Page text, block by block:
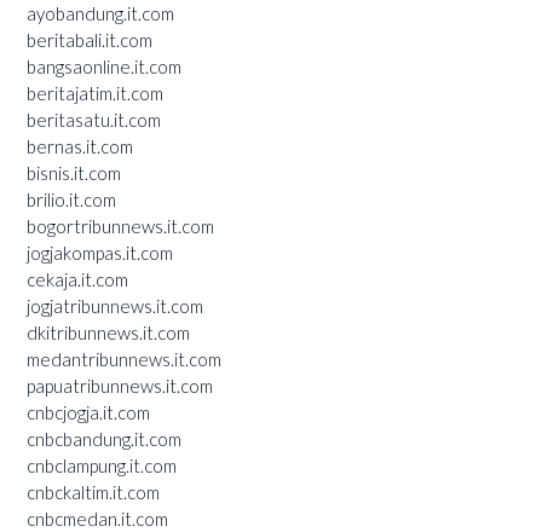
ayobandung.it.com
beritabali.it.com
bangsaonline.it.com
beritajatim.it.com
beritasatu.it.com
bernas.it.com
bisnis.it.com
brilio.it.com
bogortribunnews.it.com
jogjakompas.it.com
cekaja.it.com
jogjatribunnews.it.com
dkitribunnews.it.com
medantribunnews.it.com
papuatribunnews.it.com
cnbcjogja.it.com
cnbcbandung.it.com
cnbclampung.it.com
cnbckaltim.it.com
cnbcmedan.it.com